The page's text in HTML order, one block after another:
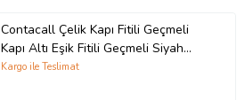
Contacall Çelik Kapı Fitili Geçmeli
Kapı Altı Eşik Fitili Geçmeli Siyah
Renk 5 Metre
Kargo ile Teslimat